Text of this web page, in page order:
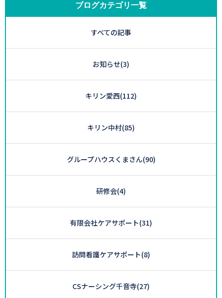
ブログカテゴリ一覧
すべての記事
お知らせ(3)
キリン愛西(112)
キリン中村(85)
グループハウスくまさん(90)
研修会(4)
有限会社ケアサポート(31)
訪問看護ケアサポート(8)
CSナーシング千音寺(27)